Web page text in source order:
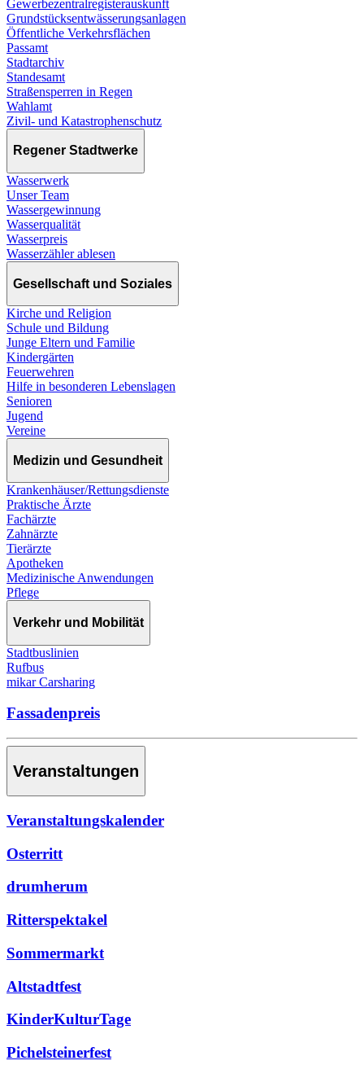
Gewerbezentralregisterauskunft
Grundstücksentwässerungsanlagen
Öffentliche Verkehrsflächen
Passamt
Stadtarchiv
Standesamt
Straßensperren in Regen
Wahlamt
Zivil- und Katastrophenschutz
Regener Stadtwerke
Wasserwerk
Unser Team
Wassergewinnung
Wasserqualität
Wasserpreis
Wasserzähler ablesen
Gesellschaft und Soziales
Kirche und Religion
Schule und Bildung
Junge Eltern und Familie
Kindergärten
Feuerwehren
Hilfe in besonderen Lebenslagen
Senioren
Jugend
Vereine
Medizin und Gesundheit
Krankenhäuser/Rettungsdienste
Praktische Ärzte
Fachärzte
Zahnärzte
Tierärzte
Apotheken
Medizinische Anwendungen
Pflege
Verkehr und Mobilität
Stadtbuslinien
Rufbus
mikar Carsharing
Fassadenpreis
Veranstaltungen
Veranstaltungskalender
Osterritt
drumherum
Ritterspektakel
Sommermarkt
Altstadtfest
KinderKulturTage
Pichelsteinerfest